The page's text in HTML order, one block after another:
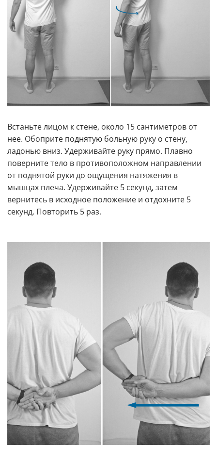
Встаньте лицом к стене, около 15 сантиметров от
нее. Обоприте поднятую больную руку о стену,
ладонью вниз. Удерживайте руку прямо. Плавно
поверните тело в противоположном направлении
от поднятой руки до ощущения натяжения в
мышцах плеча. Удерживайте 5 секунд, затем
вернитесь в исходное положение и отдохните 5
секунд. Повторить 5 раз.